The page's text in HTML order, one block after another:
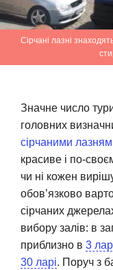
Сірчані лазні
Значне число
головних
сірчаними
красиве і по-
чи ні кожен
обов’язково
сірчаних
вибору залів: в
приблизно в 3
30 ларі. Поруч з